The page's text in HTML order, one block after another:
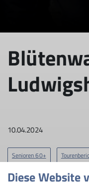
10.04.2024
Senioren 60+
Diese Website